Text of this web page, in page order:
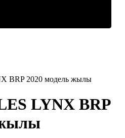
BRP 2020 модель жылы
LYNX BRP